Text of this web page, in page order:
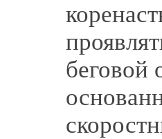
беговой